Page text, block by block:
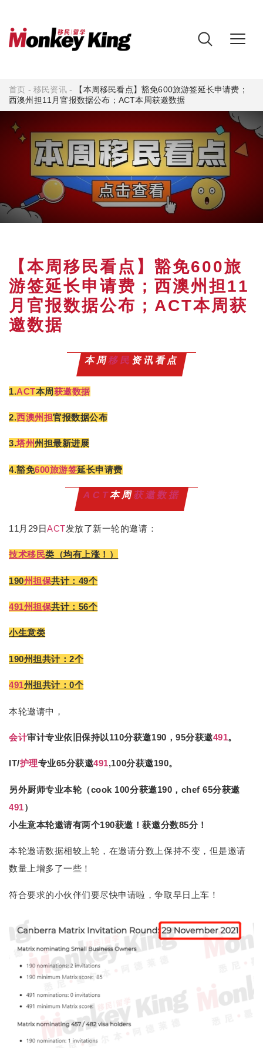
首页 -移民资讯-
【本周移民看点】豁免600旅游签延长申请费；
西澳州担11月官报数据公布；ACT本周获邀数据
【本周移民看点】豁免600旅
游签延长申请费；西澳州担11
月官报数据公布；ACT本周获
邀数据
本周移民资讯看点
1.ACT本周获邀数据
2.西澳州担官报数据公布
3.塔州州担最新进展
4.豁免600旅游签延长申请费
ACT本周获邀数据
11月29日ACT发放了新一轮的邀请：
技术移民类（均有上涨！）
190州担保共计：49个
491州担保共计：56个
小生意类
190州担共计：2个
491州担共计：0个
本轮邀请中，
会计审计专业依旧保持以110分获邀190，95分获邀491。
IT/护理专业65分获邀491,100分获邀190。
另外厨师专业本轮（cook 100分获邀190，chef 65分获邀
491）
小生意本轮邀请有两个190获邀！获邀分数85分！
本轮邀请数据相较上轮，在邀请分数上保持不变，但是邀请
数量上增多了一些！
符合要求的小伙伴们要尽快申请啦，争取早日上车！